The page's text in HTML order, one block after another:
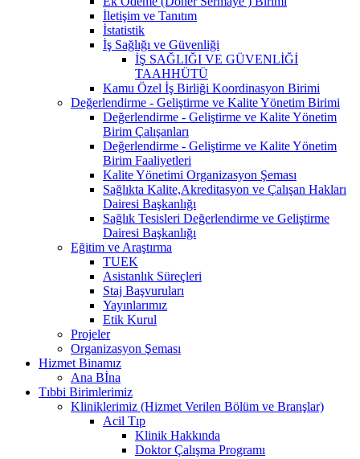
İletişim ve Tanıtım
İstatistik
İş Sağlığı ve Güvenliği
İŞ SAĞLIĞI VE GÜVENLİĞİ
TAAHHÜTÜ
Kamu Özel İş Birliği Koordinasyon Birimi
Değerlendirme - Geliştirme ve Kalite Yönetim Birimi
Değerlendirme - Geliştirme ve Kalite Yönetim
Birim Çalışanları
Değerlendirme - Geliştirme ve Kalite Yönetim
Birim Faaliyetleri
Kalite Yönetimi Organizasyon Şeması
Sağlıkta Kalite,Akreditasyon ve Çalışan Hakları
Dairesi Başkanlığı
Sağlık Tesisleri Değerlendirme ve Geliştirme
Dairesi Başkanlığı
Eğitim ve Araştırma
TUEK
Asistanlık Süreçleri
Staj Başvuruları
Yayınlarımız
Etik Kurul
Projeler
Organizasyon Şeması
Hizmet Binamız
Ana Bİna
Tıbbi Birimlerimiz
Kliniklerimiz (Hizmet Verilen Bölüm ve Branşlar)
Acil Tıp
Klinik Hakkında
Doktor Çalışma Programı